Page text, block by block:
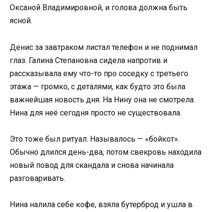
Оксаной Владимировной, и голова должна быть
ясной.
Денис за завтраком листал телефон и не поднимал
глаз. Галина Степановна сидела напротив и
рассказывала ему что-то про соседку с третьего
этажа — громко, с деталями, как будто это была
важнейшая новость дня. На Нину она не смотрела.
Нина для неё сегодня просто не существовала.
Это тоже был ритуал. Называлось — «бойкот».
Обычно длился день-два, потом свекровь находила
новый повод для скандала и снова начинала
разговаривать.
Нина налила себе кофе, взяла бутерброд и ушла в